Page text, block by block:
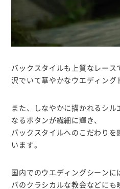
バックスタイルも上質なレー
沢でいて華やかなウエディング
また、しなやかに描かれるシ
なるボタンが繊細に輝き、
バックスタイルへのこだわりを
います。
国内でのウエディングシーンに
パのクラシカルな教会などにも